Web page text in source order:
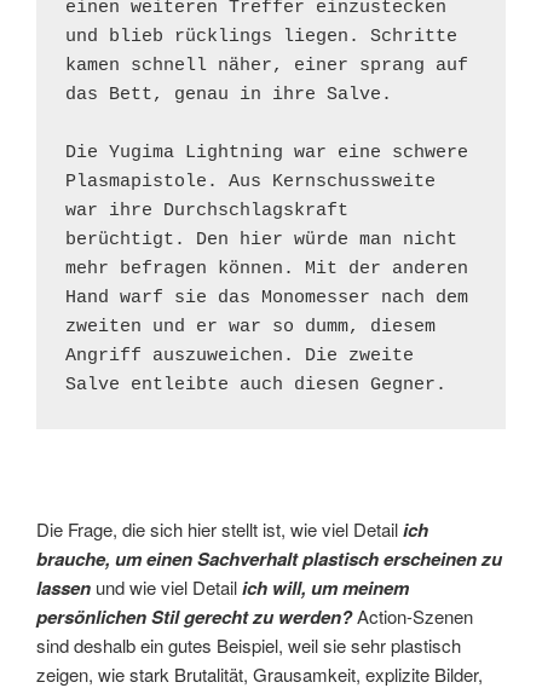
einen weiteren Treffer einzustecken
und blieb rücklings liegen. Schritte
kamen schnell näher, einer sprang auf
das Bett, genau in ihre Salve.
Die Yugima Lightning war eine schwere
Plasmapistole. Aus Kernschussweite
war ihre Durchschlagskraft
berüchtigt. Den hier würde man nicht
mehr befragen können. Mit der anderen
Hand warf sie das Monomesser nach dem
zweiten und er war so dumm, diesem
Angriff auszuweichen. Die zweite
Salve entleibte auch diesen Gegner.
Die Frage, die sich hier stellt ist, wie viel Detailich
brauche, um einen Sachverhalt plastisch erscheinen zu
lassen und wie viel Detailich will, um meinem
persönlichen Stil gerecht zu werden?Action-Szenen
sind deshalb ein gutes Beispiel, weil sie sehr plastisch
zeigen, wie stark Brutalität, Grausamkeit, explizite Bilder,